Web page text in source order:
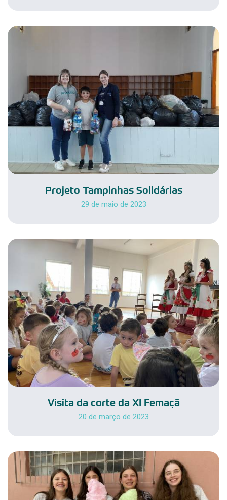
Projeto Tampinhas Solidárias
29 de maio de 2023
Visita da corte da XI Femaçã
20 de março de 2023